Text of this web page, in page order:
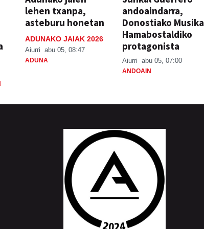
lehen txanpa,
asteburu honetan
ADUNAKO JAIAK 2026
Aiurri abu 05, 08:47
ADUNA
andoaindarra,
Donostiako Musika
Hamabostaldiko
protagonista
Aiurri abu 05, 07:00
ANDOAIN